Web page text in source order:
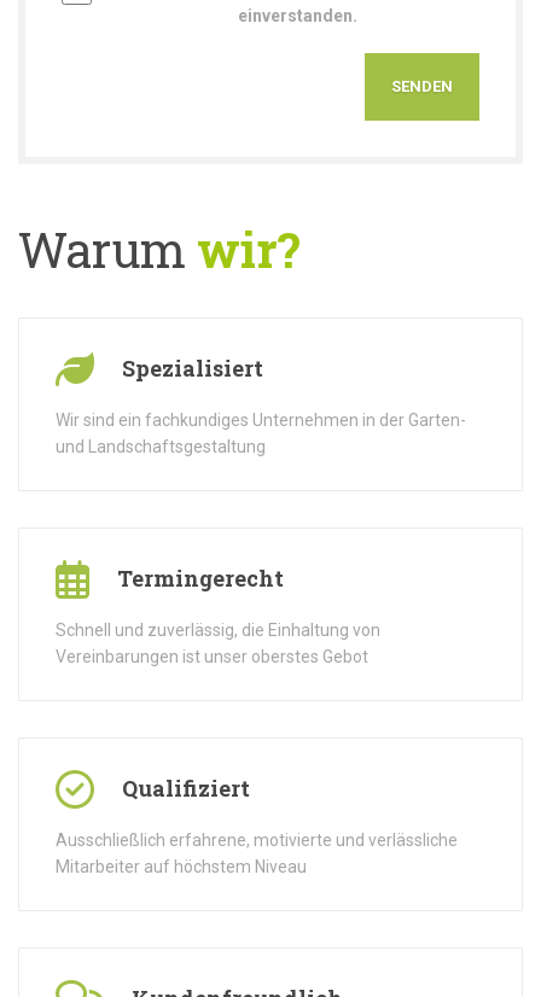
einverstanden.
Warum wir?
Spezialisiert
Wir sind ein fachkundiges Unternehmen in der Garten-
und Landschaftsgestaltung
Termingerecht
Schnell und zuverlässig, die Einhaltung von
Vereinbarungen ist unser oberstes Gebot
Qualifiziert
Ausschließlich erfahrene, motivierte und verlässliche
Mitarbeiter auf höchstem Niveau